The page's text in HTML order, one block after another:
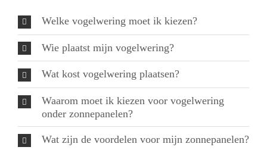
Welke vogelwering moet ik kiezen?
Wie plaatst mijn vogelwering?
Wat kost vogelwering plaatsen?
Waarom moet ik kiezen voor vogelwering
onder zonnepanelen?
Wat zijn de voordelen voor mijn zonnepanelen?